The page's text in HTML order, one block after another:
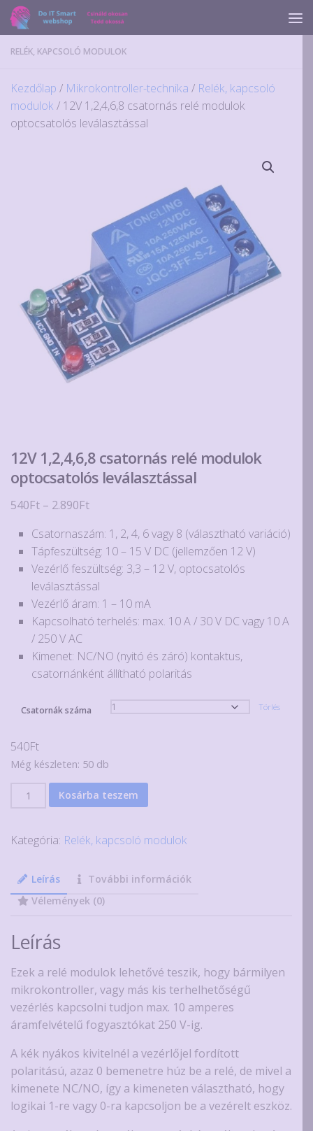
Skip to content
RELÉK, KAPCSOLÓ MODULOK
Kezdőlap / Mikrokontroller-technika / Relék, kapcsoló
modulok / 12V 1,2,4,6,8 csatornás relé modulok
optocsatolós leválasztással
12V 1,2,4,6,8 csatornás relé modulok
optocsatolós leválasztással
540Ft – 2.890FtÁrtartomány:
-
2.890Ft
Csatornaszám: 1, 2, 4, 6 vagy 8 (választható variáció)
Tápfeszültség: 10 – 15 V DC (jellemzően 12 V)
Vezérlő feszültség: 3,3 – 12 V, optocsatolós
leválasztással
Vezérlő áram: 1 – 10 mA
Kapcsolható terhelés: max. 10 A / 30 V DC vagy 10 A
/ 250 V AC
Kimenet: NC/NO (nyitó és záró) kontaktus,
csatornánként állítható polaritás
Csatornák száma Törlés
540Ft
Még készleten: 50 db
12V
relé
optocsatolós
leválasztással
Kosárba teszem
Kategória: Relék, kapcsoló modulok
Leírás
További információk
Vélemények (0)
Leírás
Ezek a relé modulok lehetővé teszik, hogy bármilyen
mikrokontroller, vagy más kis terhelhetőségű
vezérlés kapcsolni tudjon max. 10 amperes
áramfelvételű fogyasztókat 250 V-ig.
A kék nyákos kivitelnél a vezérlőjel fordított
polaritású, azaz 0 bemenetre húz be a relé, de mivel a
kimenete NC/NO, így a kimeneten választható, hogy
logikai 1-re vagy 0-ra kapcsoljon be a vezérelt eszköz.